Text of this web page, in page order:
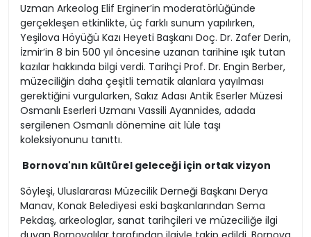
Uzman Arkeolog Elif Erginer’in moderatörlüğünde
gerçekleşen etkinlikte, üç farklı sunum yapılırken,
Yeşilova Höyüğü Kazı Heyeti Başkanı Doç. Dr. Zafer Derin,
İzmir’in 8 bin 500 yıl öncesine uzanan tarihine ışık tutan
kazılar hakkında bilgi verdi. Tarihçi Prof. Dr. Engin Berber,
müzeciliğin daha çeşitli tematik alanlara yayılması
gerektiğini vurgularken, Sakız Adası Antik Eserler Müzesi
Osmanlı Eserleri Uzmanı Vassili Ayannides, adada
sergilenen Osmanlı dönemine ait lüle taşı
koleksiyonunu tanıttı.
Bornova'nın kültürel geleceği için ortak vizyon
Söyleşi, Uluslararası Müzecilik Derneği Başkanı Derya
Manav, Konak Belediyesi eski başkanlarından Sema
Pekdaş, arkeologlar, sanat tarihçileri ve müzeciliğe ilgi